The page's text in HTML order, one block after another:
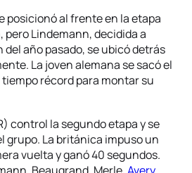
posicionó al frente en la etapa
pero Lindemann, decidida a
año pasado, se ubicó detrás
La joven alemana se sacó el
récord para montar su
control la segundo etapa y se
grupo. La británica impuso un
vuelta y ganó 40 segundos.